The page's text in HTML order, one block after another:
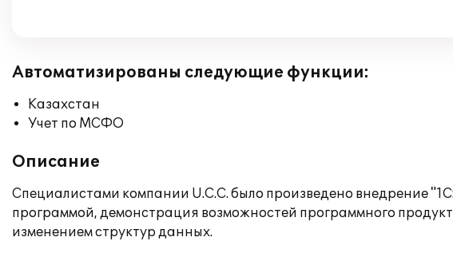
Автоматизированы следующие функции:
Казахстан
Учет по МСФО
Описание
Специалистами компании U.C.C. было произведено внедрение
программой, демонстрация возможностей программного
изменением структур данных.